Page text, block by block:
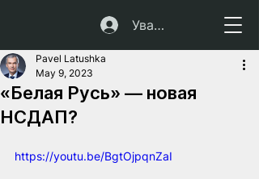
Увайсці
«Белая Русь» — новая
НСДАП?
Pavel Latushka
May 9, 2023
https://youtu.be/BgtOjpqnZaI